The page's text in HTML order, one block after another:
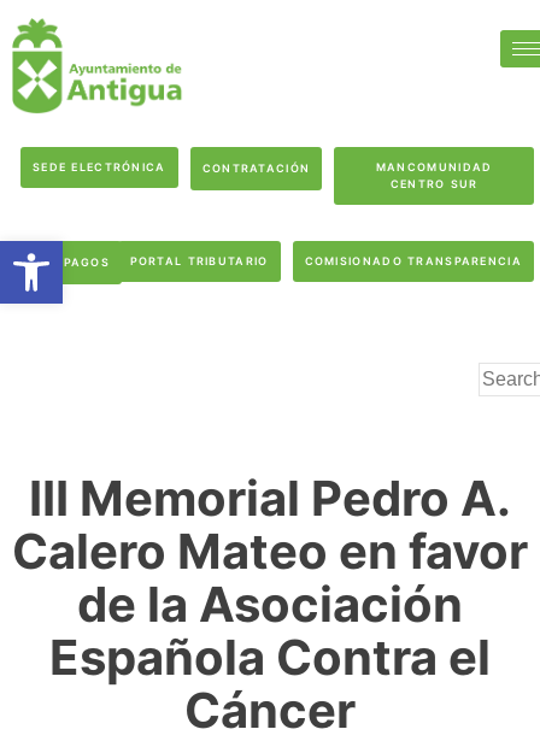
SEDE ELECTRÓNICA CONTRATACIÓN
MANCOMUNIDAD
CENTRO SUR
PAGOS PORTAL TRIBUTARIO COMISIONADO TRANSPARENCIA
III Memorial Pedro A.
Calero Mateo en favor
de la Asociación
Española Contra el
Cáncer
Abrir barra de herramientas